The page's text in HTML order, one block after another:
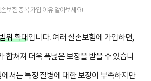
보험 중복 가입 이유 알아보세요!
위 확대입니다. 여러 실손보험에 가입하면,
합쳐져 더욱 폭넓은 보장을 받을 수 있습니
서는 특정 질병에 대한 보장이 부족하지만